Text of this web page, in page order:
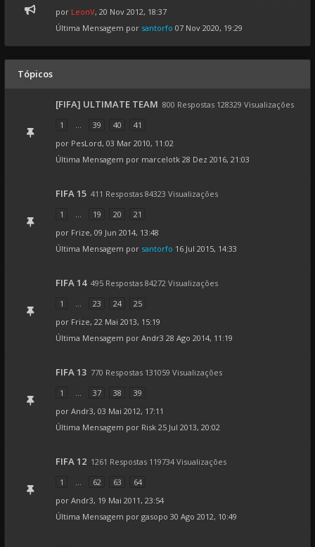
por LeonV, 20 Nov 2012, 18:37
Última Mensagem por santorfo 07 Nov 2020, 19:29
Tópicos
[FIFA] ULTIMATE TEAM 800 Respostas 128329 Visualizações
1
... 39 40
41
por PesLord, 03 Mar 2010, 11:02
Última Mensagem por marcelotk 28 Dez 2016, 21:03
FIFA 15 411 Respostas 84323 Visualizações
1
... 19 20
21
por Frize, 09 Jun 2014, 13:48
Última Mensagem por santorfo 16 Jul 2015, 14:33
FIFA 14 495 Respostas 84272 Visualizações
1
... 23 24
25
por Frize, 22 Mai 2013, 15:19
Última Mensagem por Andr3 28 Ago 2014, 11:19
FIFA 13 770 Respostas 131059 Visualizações
1
... 37 38
39
por Andr3, 03 Mai 2012, 17:11
Última Mensagem por Risk 25 Jul 2013, 20:02
FIFA 12 1261 Respostas 119734 Visualizações
1
... 62 63
64
por Andr3, 19 Mai 2011, 23:54
Última Mensagem por gasopo 30 Ago 2012, 10:49